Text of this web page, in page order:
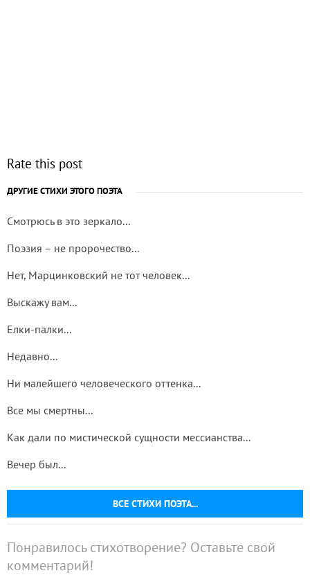
Rate this post
ДРУГИЕ СТИХИ ЭТОГО ПОЭТА
ВСЕ СТИХИ ПОЭТА...
Смотрюсь в это зеркало...
Поэзия – не пророчество...
Нет, Марцинковский не тот человек...
Выскажу вам...
Елки-палки...
Недавно...
Ни малейшего человеческого оттенка...
Все мы смертны...
Как дали по мистической сущности мессианства...
Вечер был...
Понравилось стихотворение? Оставьте свой
комментарий!